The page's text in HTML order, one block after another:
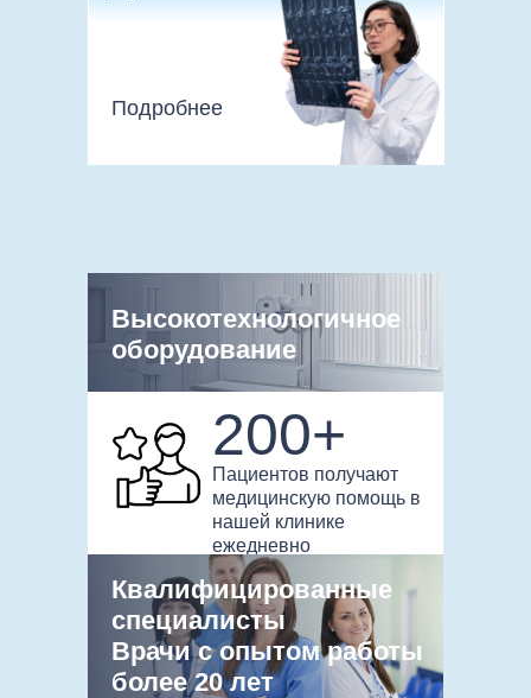
Подробнее
Высокотехнологичное
оборудование
200+
Пациентов получают
медицинскую помощь в
нашей клинике
ежедневно
Квалифицированные
специалисты
Врачи с опытом работы
более 20 лет